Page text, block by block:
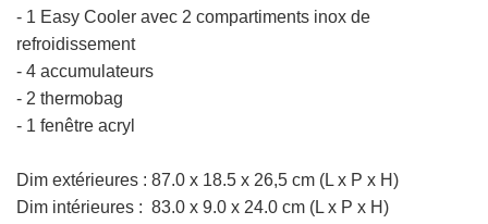
- 1 Easy Cooler avec 2 compartiments inox de
refroidissement
- 4 accumulateurs
- 2 thermobag
- 1 fenêtre acryl
Dim extérieures : 87.0 x 18.5 x 26,5 cm (L x P x H)
Dim intérieures : 83.0 x 9.0 x 24.0 cm (L x P x H)